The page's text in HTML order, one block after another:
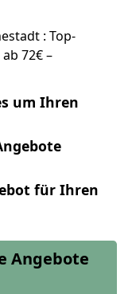
: Top-
72€ –
um Ihren
für Ihren
Angebote